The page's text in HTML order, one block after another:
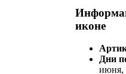
иконе
Дни
июня,